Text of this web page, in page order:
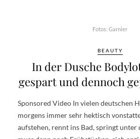
Fotos: Garnier
BEAUTY
In der Dusche
gespart und dennoch
Sponsored Video In vielen deutschen
morgens immer sehr hektisch
aufstehen, rennt ins Bad, springt unter